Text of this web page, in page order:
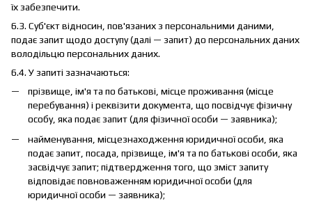
їх забезпечити.
6.3. Суб'єкт відносин, пов'язаних з персональними даними,
подає запит щодо доступу (далі — запит) до персональних даних
володільцю персональних даних.
6.4. У запиті зазначаються:
прізвище, ім'я та по батькові, місце проживання (місце
перебування) і реквізити документа, що посвідчує фізичну
особу, яка подає запит (для фізичної особи — заявника);
найменування, місцезнаходження юридичної особи, яка
подає запит, посада, прізвище, ім'я та по батькові особи, яка
засвідчує запит; підтвердження того, що зміст запиту
відповідає повноваженням юридичної особи (для
юридичної особи — заявника);